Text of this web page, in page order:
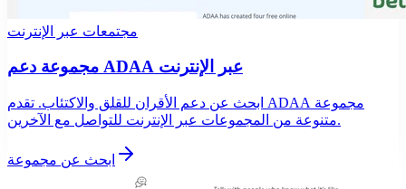
مجتمعات عبر الإنترنت
مجموعة دعم ADAA عبر الإنترنت
ابحث عن دعم الأقران للقلق والاكتئاب. تقدم ADAA مجموعة
متنوعة من المجموعات عبر الإنترنت للتواصل مع الآخرين.
ابحث عن مجموعة